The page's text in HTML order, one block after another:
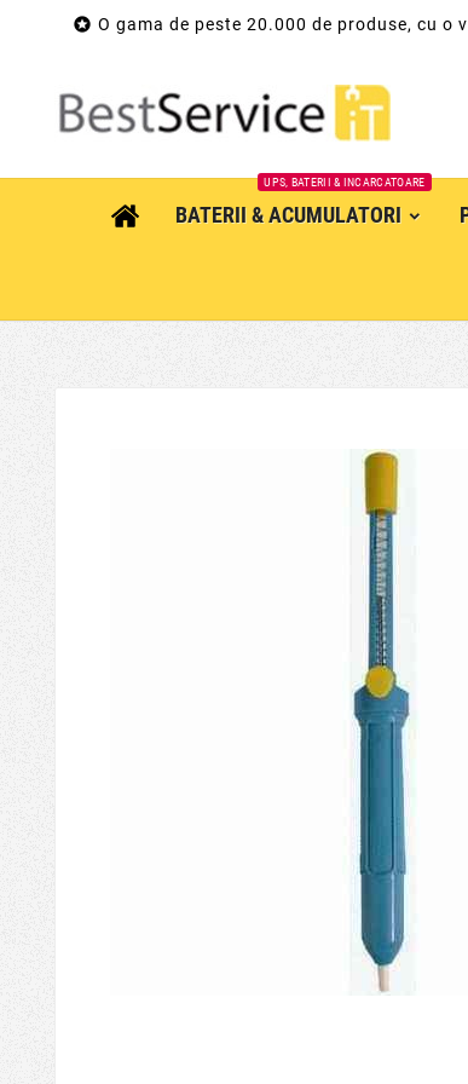
 O gama de peste 20.000 de produse, cu o
BATERII & ACUMULATORI
UPS, BATERII & INCARCATOARE